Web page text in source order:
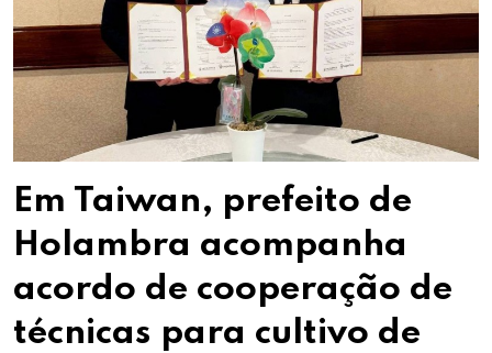
Em Taiwan, prefeito de
Holambra acompanha
acordo de cooperação de
técnicas para cultivo de